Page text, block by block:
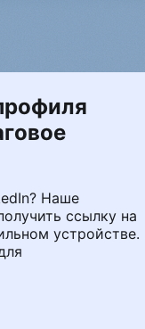
Наше
ссылку на
устройстве.